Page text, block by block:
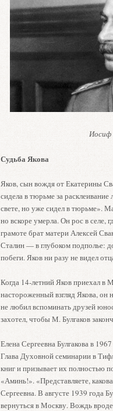
Иосиф
Судьба Якова
Яков, сын вождя от Екатерины
сидела в тюрьме за
свете, но уже сидел в тюрьме».
но вскоре умерла. Он рос в селе,
грамоте брат матери Алексей
Сталин — в глубоком подполье:
побеги. Яков ни разу не видел
Когда 14-летний Яков приехал в
настороженный взгляд Якова, он
не любил вспоминать друзей
захотел, чтобы М. Булгаков
Елена Сергеевна Булгакова в
Глава Духовной семинарии в
книг и призывает их полностью
«Аминь!». «Представляете,
Сергеевна. В августе 1939 года
вернуться в Москву. Вождь